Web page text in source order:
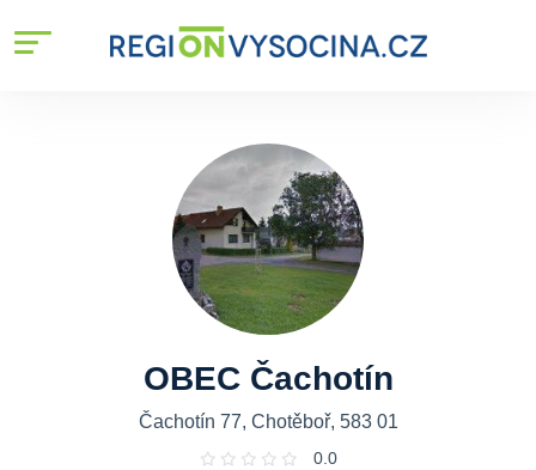
OBEC Čachotín
Čachotín 77, Chotěboř, 583 01
0.0